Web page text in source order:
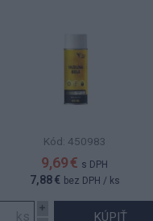
Kód: 450983
9,69 € s DPH
7,88 € bez DPH / ks
KÚPIŤ